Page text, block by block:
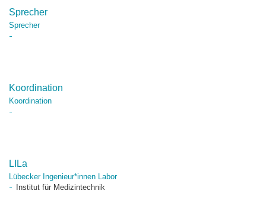
Sprecher
Sprecher
Koordination
Koordination
LILa
Lübecker Ingenieur*innen Labor
Institut für Medizintechnik